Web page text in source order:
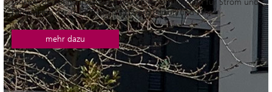
senken. Bewohnerinnen und Bewohner verursachen für Strom und
Fernwärme nur 0,13 Tonnen CO2 pro Person und Jahr.
mehr dazu